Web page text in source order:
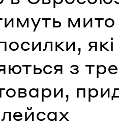
мито
які
з